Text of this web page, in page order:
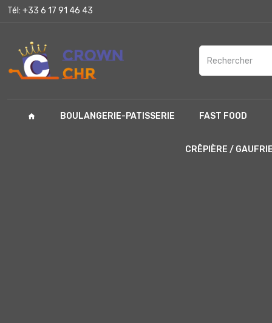
Tél: +33 6 17 91 46 43
home BOULANGERIE-PATISSERIE FAST FOOD
CRÊPIÈRE /